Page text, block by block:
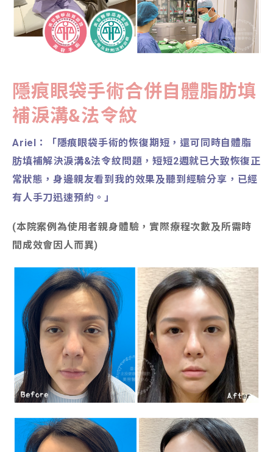
隱痕眼袋手術合併自體脂肪填
補淚溝&法令紋
Ariel：「隱痕眼袋手術的恢復期短，還可同時自體脂
肪填補解決淚溝&法令紋問題，短短2週就已大致恢復正
常狀態，身邊親友看到我的效果及聽到經驗分享，已經
有人手刀迅速預約。」
(本院案例為使用者親身體驗，實際療程次數及所需時
間成效會因人而異)